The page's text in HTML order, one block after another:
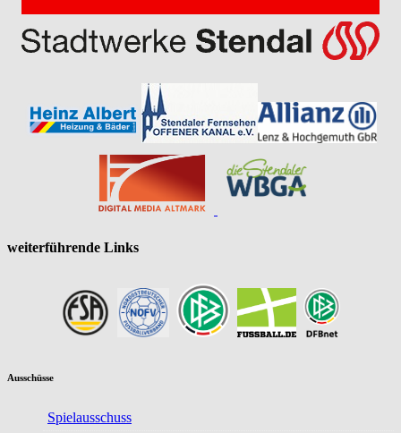
weiterführende Links
Ausschüsse
Spielausschuss